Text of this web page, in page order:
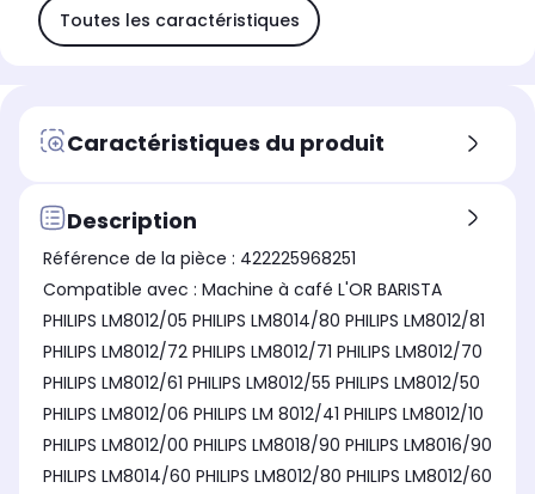
Toutes les caractéristiques
Caractéristiques du produit
Description
Référence de la pièce : 422225968251
Compatible avec : Machine à café L'OR BARISTA
PHILIPS LM8012/05 PHILIPS LM8014/80 PHILIPS LM8012/81
PHILIPS LM8012/72 PHILIPS LM8012/71 PHILIPS LM8012/70
PHILIPS LM8012/61 PHILIPS LM8012/55 PHILIPS LM8012/50
PHILIPS LM8012/06 PHILIPS LM 8012/41 PHILIPS LM8012/10
PHILIPS LM8012/00 PHILIPS LM8018/90 PHILIPS LM8016/90
PHILIPS LM8014/60 PHILIPS LM8012/80 PHILIPS LM8012/60